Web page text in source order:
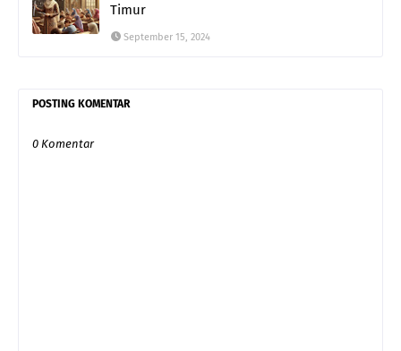
Timur
September 15, 2024
POSTING KOMENTAR
0 Komentar